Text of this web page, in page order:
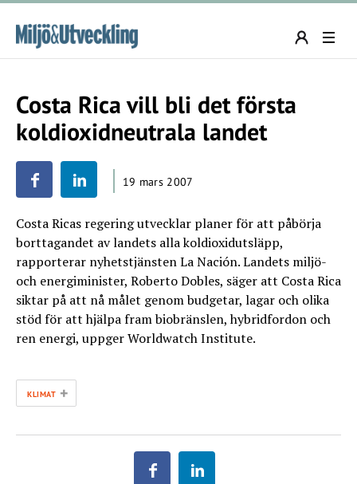
Costa Rica vill bli det första
koldioxidneutrala landet
19 mars 2007
Costa Ricas regering utvecklar planer för att påbörja
borttagandet av landets alla koldioxidutsläpp,
rapporterar nyhetstjänsten La Nación. Landets miljö-
och energiminister, Roberto Dobles, säger att Costa Rica
siktar på att nå målet genom budgetar, lagar och olika
stöd för att hjälpa fram biobränslen, hybridfordon och
ren energi, uppger Worldwatch Institute.
KLIMAT +